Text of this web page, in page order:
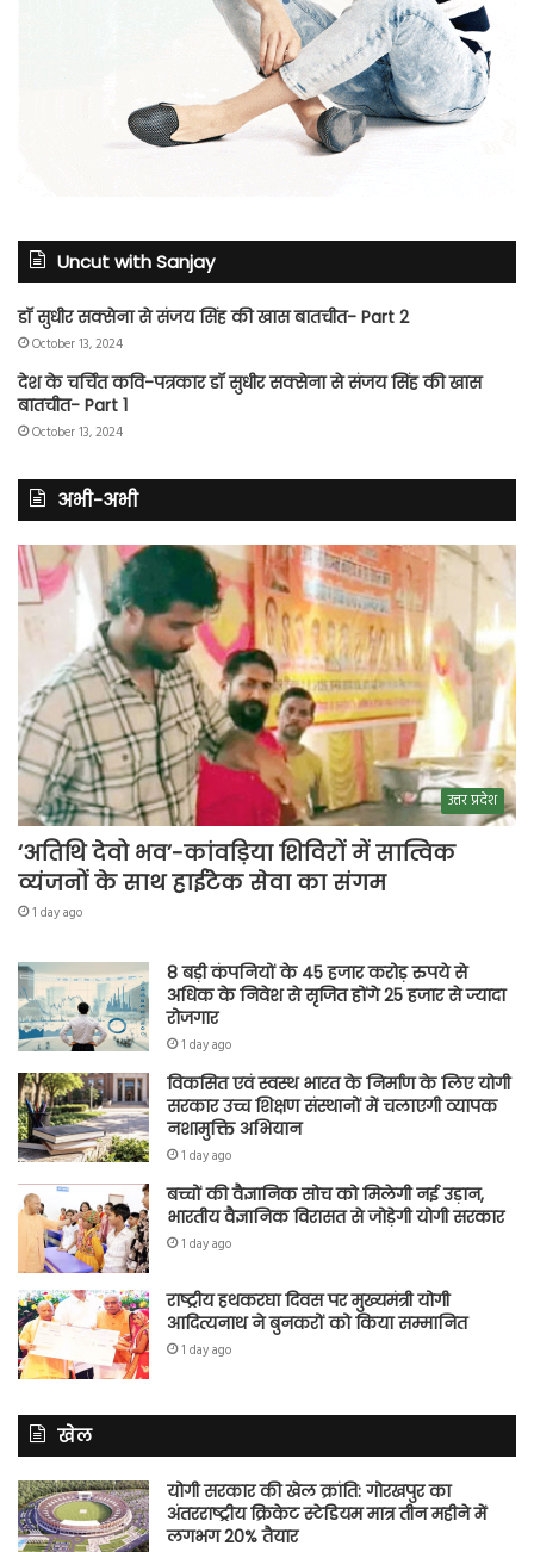
Uncut with Sanjay
डॉ सुधीर सक्सेना से संजय सिंह की खास बातचीत- Part 2
October 13, 2024
देश के चर्चित कवि-पत्रकार डॉ सुधीर सक्सेना से संजय सिंह की खास
बातचीत- Part 1
October 13, 2024
अभी-अभी
उत्तर प्रदेश
‘अतिथि देवो भव’-कांवड़िया शिविरों में सात्विक
व्यंजनों के साथ हाईटेक सेवा का संगम
1 day ago
8 बड़ी कंपनियों के 45 हजार करोड़ रुपये से
अधिक के निवेश से सृजित होंगे 25 हजार से ज्यादा
रोजगार
1 day ago
विकसित एवं स्वस्थ भारत के निर्माण के लिए योगी
सरकार उच्च शिक्षण संस्थानों में चलाएगी व्यापक
नशामुक्ति अभियान
1 day ago
बच्चों की वैज्ञानिक सोच को मिलेगी नई उड़ान,
भारतीय वैज्ञानिक विरासत से जोड़ेगी योगी सरकार
1 day ago
राष्ट्रीय हथकरघा दिवस पर मुख्यमंत्री योगी
आदित्यनाथ ने बुनकरों को किया सम्मानित
1 day ago
खेल
योगी सरकार की खेल क्रांति: गोरखपुर का
अंतरराष्ट्रीय क्रिकेट स्टेडियम मात्र तीन महीने में
लगभग 20% तैयार